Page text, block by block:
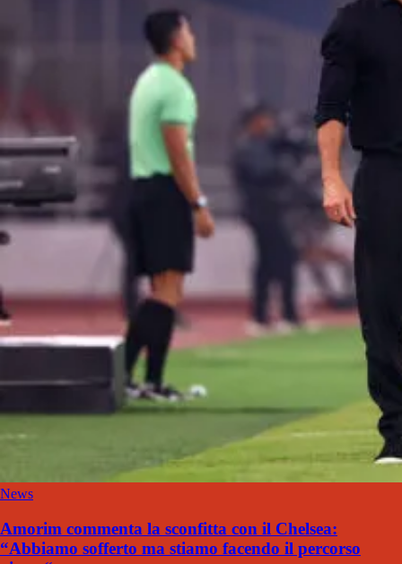
News
Amorim commenta la sconfitta con il Chelsea:
“Abbiamo sofferto ma stiamo facendo il percorso